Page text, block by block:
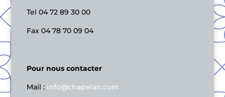
Tel 04 72 89 30 00
Fax 04 78 70 09 04
Pour nous contacter
Mail : info@chapelan.com